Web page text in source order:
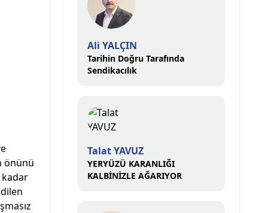
önünü
kadar
Ali YALÇIN
Tarihin Doğru Tarafında
Sendikacılık
Talat YAVUZ
YERYÜZÜ KARANLIĞI
KALBİNİZLE AĞARIYOR